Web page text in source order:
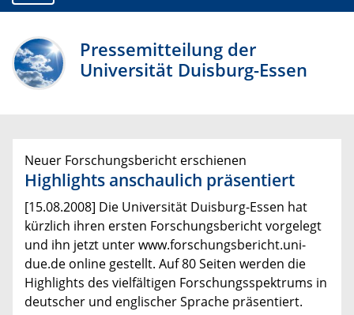
Pressemitteilung der
Universität Duisburg-Essen
Neuer Forschungsbericht erschienen
Highlights anschaulich präsentiert
[15.08.2008] Die Universität Duisburg-Essen hat
kürzlich ihren ersten Forschungsbericht vorgelegt
und ihn jetzt unter www.forschungsbericht.uni-
due.de online gestellt. Auf 80 Seiten werden die
Highlights des vielfältigen Forschungsspektrums in
deutscher und englischer Sprache präsentiert.